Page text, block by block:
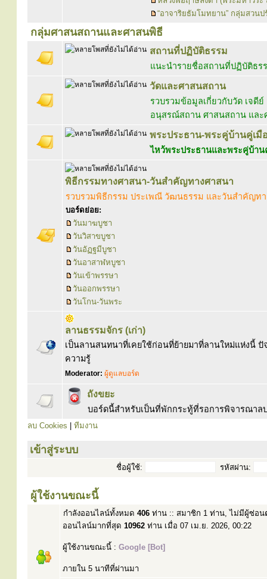
“อาจาริยธัมโมทยาน” กลุ่มสวน
กลุ่มศาสนสถานและศาสนพิธี
สถานที่ปฏิบัติธรรม
แนะนำรายชื่อสถานที่ปฏิบัติธร
วัดและศาสนสถาน
รวบรวมข้อมูลเกี่ยวกับวัด เจดี
อนุสรณ์สถาน ศาสนสถาน แล
พระประธาน-พระคู่บ้านคู่เมื
ไหว้พระประธานและพระคู่บ้า
พิธีกรรมทางศาสนา-วันสำคัญทางศาสนา
รวบรวมพิธีกรรม ประเพณี วัฒนธรรม และวันสำคัญท
บอร์ดย่อย:
วันมาฆบูชา
วันวิสาขบูชา
วันอัฏฐมีบูชา
วันอาสาฬหบูชา
วันเข้าพรรษา
วันออกพรรษา
วันโกน-วันพระ
ลานธรรมจักร (เก่า)
เป็นลานสนทนาที่เคยใช้ก่อนที่ย้ายมาที่ลานใหม่แห่งนี้ ปั
ความรู้
Moderator: ผู้ดูแลบอร์ด
ถังขยะ
บอร์ดนี้สำหรับเป็นที่พักกระทู้ที่รอการพิจารณาล
ลบ Cookies ทีมงาน
เข้าสู่ระบบ
ชื่อผู้ใช้: รหัสผ่าน:
ผู้ใช้งานขณะนี้
กำลังออนไลน์ทั้งหมด 406 ท่าน :: สมาชิก 1 ท่าน, ไม่มีผู้ซ่อน
ออนไลน์มากที่สุด 10962 ท่าน เมื่อ 07 เม.ย. 2026, 00:22
ผู้ใช้งานขณะนี้ : Google [Bot]
ภายใน 5 นาทีที่ผ่านมา